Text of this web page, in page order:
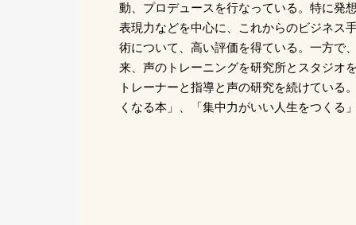
動、プロデュースを行なっている。特に発
表現力などを中心に、これからのビジネス
術について、高い評価を得ている。一方で
来、声のトレーニングを研究所とスタジオ
トレーナーと指導と声の研究を続けている
くなる本」、「集中力がいい人生をつくる